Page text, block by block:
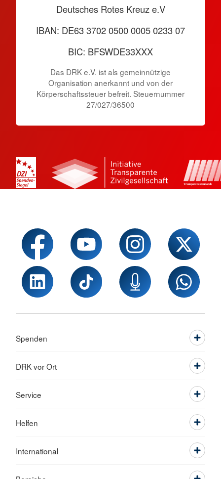
Deutsches Rotes Kreuz e.V
IBAN: DE63 3702 0500 0005 0233 07
BIC: BFSWDE33XXX
Das DRK e.V. ist als gemeinnützige
Organisation anerkannt und von der
Körperschaftssteuer befreit. Steuernummer
27/027/36500
Spenden
DRK vor Ort
Service
Helfen
International